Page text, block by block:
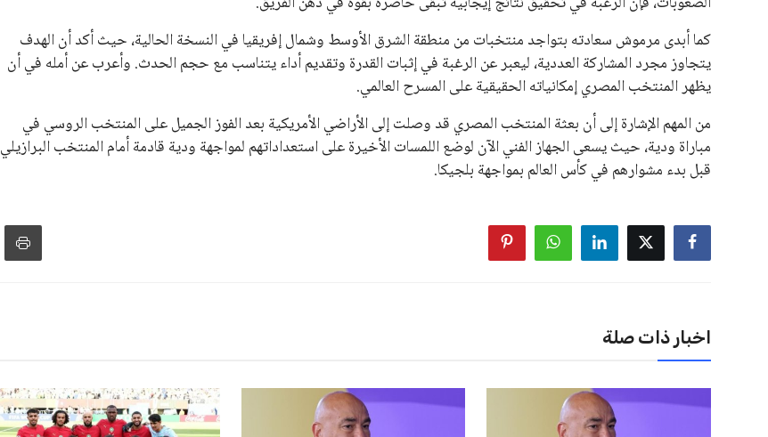
كما أبدى مرموش سعادته بتواجد منتخبات من منطقة الشرق الأوسط وشمال إفريقيا في النسخة الحالية، حيث أكد أن الهدف
يتجاوز مجرد المشاركة العددية، ليعبر عن الرغبة في إثبات القدرة وتقديم أداء يتناسب مع حجم الحدث. وأعرب عن أمله في أن
يظهر المنتخب المصري إمكانياته الحقيقية على المسرح العالمي.
من المهم الإشارة إلى أن بعثة المنتخب المصري قد وصلت إلى الأراضي الأمريكية بعد الفوز الجميل على المنتخب الروسي في
مباراة ودية، حيث يسعى الجهاز الفني الآن لوضع اللمسات الأخيرة على استعداداتهم لمواجهة ودية قادمة أمام المنتخب البرازيلي
قبل بدء مشوارهم في كأس العالم بمواجهة بلجيكا.
اخبار ذات صلة